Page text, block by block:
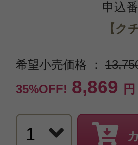
申込
【ク
希望小売価格 ：
35%OFF! 8,869